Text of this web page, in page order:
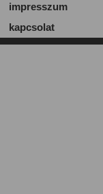
impresszum
kapcsolat